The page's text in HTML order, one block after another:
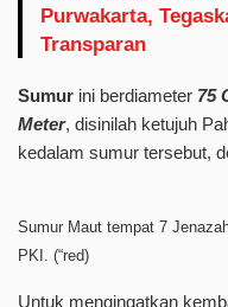
Purwakarta,
Transparan
Sumur ini berdiameter 75
Meter, disinilah ketujuh
kedalam sumur tersebut,
Sumur Maut tempat 7
PKI. (“red)
Untuk mengingatkan